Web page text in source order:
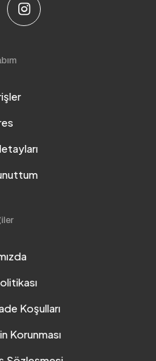
Koşulları
Korunması